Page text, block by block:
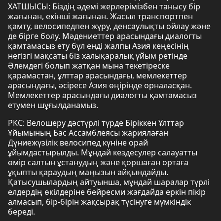
ХАТШЫСЫ: Біздің әдемі жерлерімізбен танысу бір
жағынан, екінші жағынан. Жасыл транспортпен
қамту, велосипедпен жүру, денсаулықты ойлау және
де бірге болу. Мәдениеттер арасындағы диалогты
қамтамасыз ету бұл енді жалпы Азия кеңесінің
негізгі мақсаты біз халықаралық ұйым ретінде
Әлемдегі болып жатқан мына текетіреске
қарамастан, ұлттар арасындағы, мемлекеттер
арасындағы, әсіресе Азия өңірінде орналасқан.
Мемлекеттер арасындағы диалогты қамтамасыз
етумен шұғылданамыз.
РКС: Велошеру дәстүрлі түрде Біріккен Ұлттар
Ұйымының Бас Ассамблеясы жариялаған
Дүниежүзілік велосипед күніне орай
ұйымдастырылды. Мұндай кездесулер салауатты
өмір салтын ұстанудың және қоршаған ортаға
ұқыпты қараудың маңызын айқындайды.
Қатысушылардың айтуынша, мұндай шаралар түрлі
елдердің өкілдеріне бейресми жағдайда еркін пікір
алмасып, бір-бірін жақсырақ түсінуге мүмкіндік
береді.